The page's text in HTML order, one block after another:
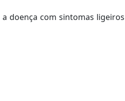
doença com sintomas